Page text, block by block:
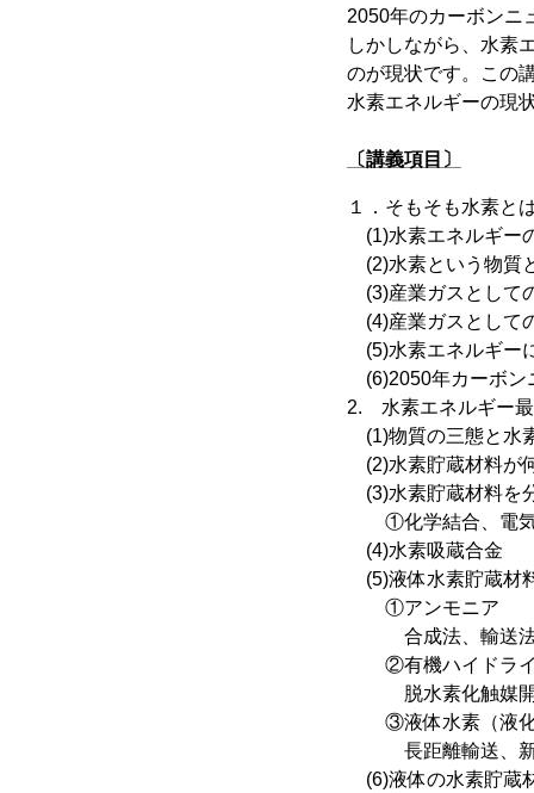
2050年のカーボンニ
しかしながら、水素
のが現状です。この
水素エネルギーの現
〔講義項目〕
１．そもそも水素と
(1)水素エネルギー
(2)水素という物質
(3)産業ガスとして
(4)産業ガスとして
(5)水素エネルギー
(6)2050年カーボン
2. 水素エネルギー最
(1)物質の三態と水
(2)水素貯蔵材料が
(3)水素貯蔵材料を
①化学結合、電気
(4)水素吸蔵合金
(5)液体水素貯蔵材
①アンモニア
合成法、輸送法
②有機ハイドライ
脱水素化触媒開
③液体水素（液化
長距離輸送、新
(6)液体の水素貯蔵